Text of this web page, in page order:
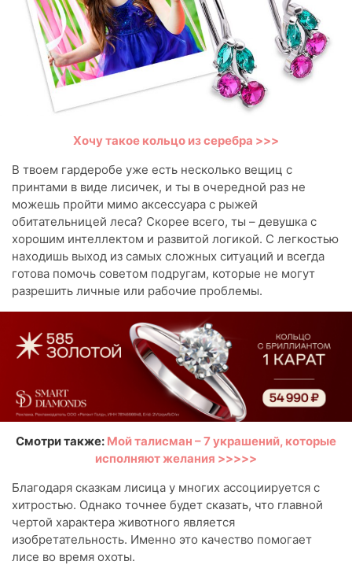
Хочу такое кольцо из серебра >>>
В твоем гардеробе уже есть несколько вещиц с
принтами в виде лисичек, и ты в очередной раз не
можешь пройти мимо аксессуара с рыжей
обитательницей леса? Скорее всего, ты – девушка с
хорошим интеллектом и развитой логикой. С легкостью
находишь выход из самых сложных ситуаций и всегда
готова помочь советом подругам, которые не могут
разрешить личные или рабочие проблемы.
Смотри также: Мой талисман – 7 украшений, которые
исполняют желания >>>>>
Благодаря сказкам лисица у многих ассоциируется с
хитростью. Однако точнее будет сказать, что главной
чертой характера животного является
изобретательность. Именно это качество помогает
лисе во время охоты.